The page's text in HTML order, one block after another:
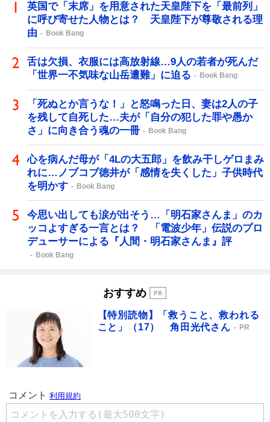
英国で「末席」を用意された天皇陛下を「最前列」
に呼び寄せた人物とは？ 天皇陛下が尊敬される理
由
Book Bang
舌は欠損、衣服には高放射線…9人の若者が死んだ
「世界一不気味な山岳遭難」に迫る
Book Bang
「死ぬとか言うな！」と怒鳴った日、妻は2人の子
を残して自死した…夫が「自分の犯した罪や愚か
さ」に向き合う魂の一冊
Book Bang
心を病んだ母が「4Lの大五郎」を飲み干しゲロまみ
れに…ノブコブ徳井が「感情を失くした」子供時代
を明かす
Book Bang
今思い出しても涙が出そう…「明石家さんま」のカ
ッコよすぎる一言とは？ 「電波少年」伝説のプロ
デューサーによる『人間・明石家さんま』評
Book Bang
おすすめ
【特別読物】「救うこと、救われる
こと」（17） 角田光代さん
PR